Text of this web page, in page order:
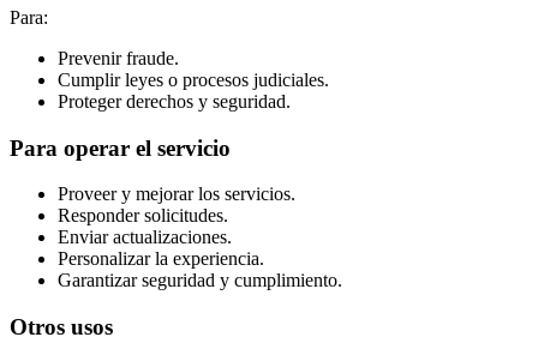
Para:
Prevenir fraude.
Cumplir leyes o procesos judiciales.
Proteger derechos y seguridad.
Para operar el servicio
Proveer y mejorar los servicios.
Responder solicitudes.
Enviar actualizaciones.
Personalizar la experiencia.
Garantizar seguridad y cumplimiento.
Otros usos